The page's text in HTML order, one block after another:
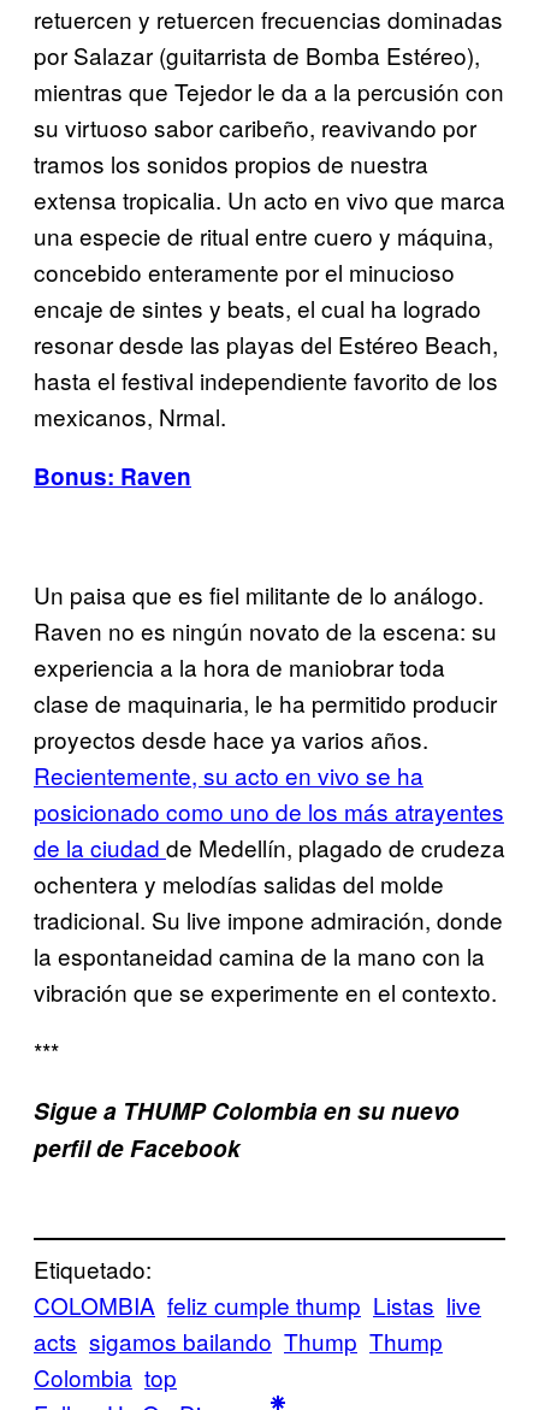
retuercen y retuercen frecuencias dominadas
por Salazar (guitarrista de Bomba Estéreo),
mientras que Tejedor le da a la percusión con
su virtuoso sabor caribeño, reavivando por
tramos los sonidos propios de nuestra
extensa tropicalia. Un acto en vivo que marca
una especie de ritual entre cuero y máquina,
concebido enteramente por el minucioso
encaje de sintes y beats, el cual ha logrado
resonar desde las playas del Estéreo Beach,
hasta el festival independiente favorito de los
mexicanos, Nrmal.
Bonus: Raven
Un paisa que es fiel militante de lo análogo.
Raven no es ningún novato de la escena: su
experiencia a la hora de maniobrar toda
clase de maquinaria, le ha permitido producir
proyectos desde hace ya varios años.
Recientemente, su acto en vivo se ha
posicionado como uno de los más atrayentes
de la ciudad de Medellín, plagado de crudeza
ochentera y melodías salidas del molde
tradicional. Su live impone admiración, donde
la espontaneidad camina de la mano con la
vibración que se experimente en el contexto.
***
Sigue a THUMP Colombia en su nuevo
perfil de Facebook
Etiquetado:
COLOMBIA feliz cumple thump Listas live
acts sigamos bailando Thump Thump
Colombia top